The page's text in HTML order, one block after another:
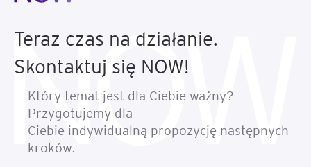
Teraz czas na działanie.
Skontaktuj się NOW!
Który temat jest dla Ciebie ważny?
Przygotujemy dla
Ciebie indywidualną propozycję następnych
kroków.